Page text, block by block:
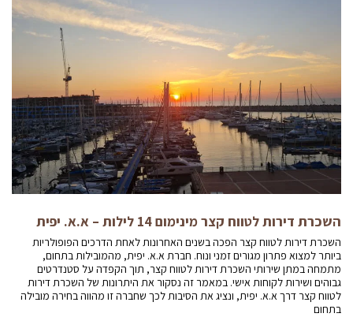
השכרת דירות לטווח קצר מינימום 14 לילות – א.א. יפית
השכרת דירות לטווח קצר הפכה בשנים האחרונות לאחת הדרכים הפופולריות
ביותר למצוא פתרון מגורים זמני ונוח. חברת א.א. יפית, מהמובילות בתחום,
מתמחה במתן שירותי השכרת דירות לטווח קצר, תוך הקפדה על סטנדרטים
גבוהים ושירות לקוחות אישי. במאמר זה נסקור את היתרונות של השכרת דירות
לטווח קצר דרך א.א. יפית, ונציג את הסיבות לכך שחברה זו מהווה בחירה מובילה
בתחום